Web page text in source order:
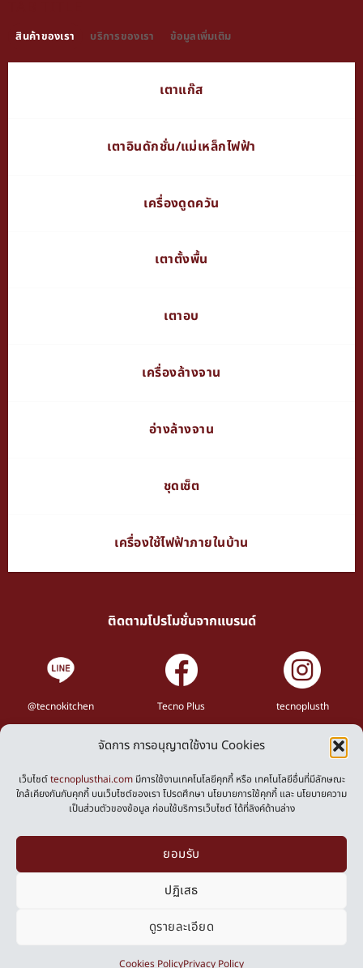
จัดการ การอนุญาตใช้งาน Cookies
เว็บไซต์tecnoplusthai.comมีการใช้งานเทคโนโลยีคุกกี้ หรือ เทคโนโลยีอื่นที่มีลักษณะ
ใกล้เคียงกันกับคุกกี้ บนเว็บไซต์ของเรา โปรดศึกษา นโยบายการใช้คุกกี้ และ นโยบายความ
เป็นส่วนตัวของข้อมูล ก่อนใช้บริการเว็บไซต์ ได้ที่ลิงค์ด้านล่าง
ยอมรับ
ปฏิเสธ
ดูรายละเอียด
Cookies PolicyPrivacy Policy
สินค้าของเรา บริการของเรา ข้อมูลเพิ่มเติม
เตาแก๊ส
เตาอินดักชั่น/แม่เหล็กไฟฟ้า
เครื่องดูดควัน
เตาตั้งพื้น
เตาอบ
เครื่องล้างจาน
อ่างล้างจาน
ชุดเซ็ต
เครื่องใช้ไฟฟ้าภายในบ้าน
ติดตามโปรโมชั่นจากแบรนด์
@tecnokitchen Tecno Plus tecnoplusth
Privacy Policy
Cookies Policy